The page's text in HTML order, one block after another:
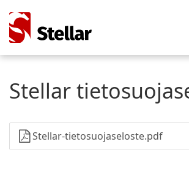
Stellar
Stellar-tietosuojaseloste.pdf